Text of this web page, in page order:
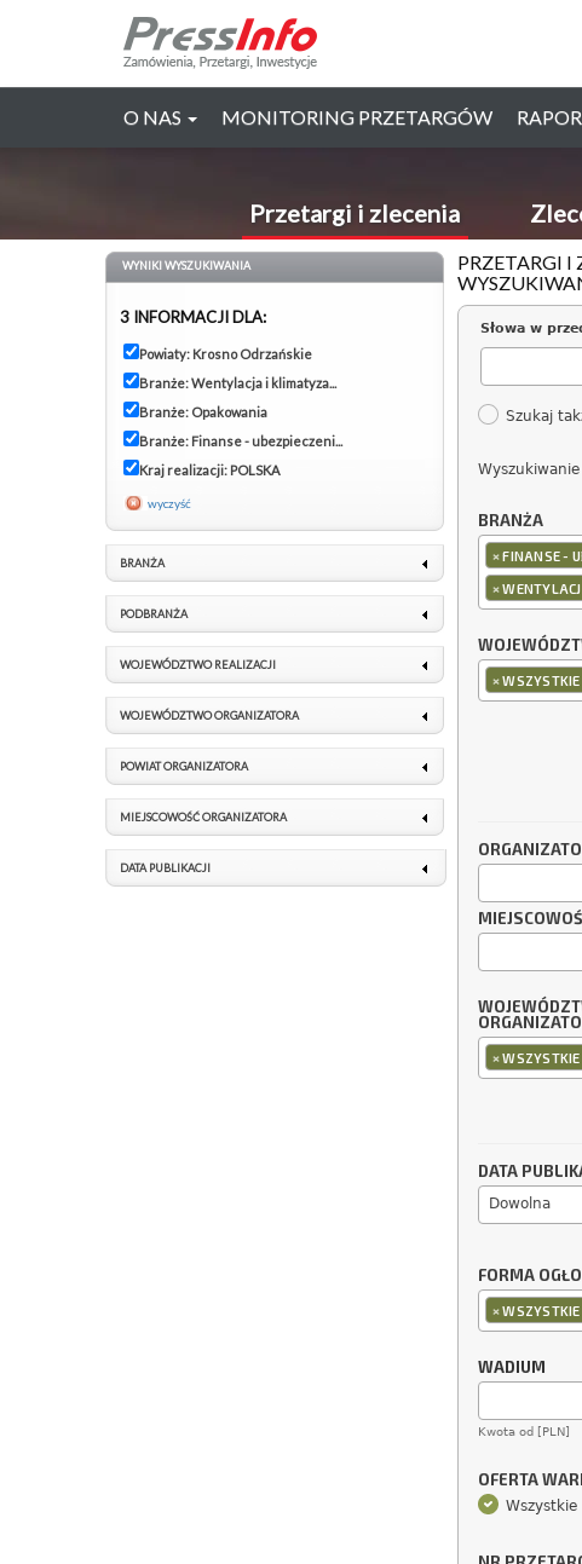
O NAS MONITORING PRZETARGÓW
Przetargi i zlecenia
PRZETARGI
Słowa w
Szukaj
BRANŻA
×FINANSE -
×
×WSZYSTKIE
×WSZYSTKIE
DATA
Dowolna
FORMA
×WSZYSTKIE
WADIUM
Kwota od [PLN]
OFERTA
Wszystkie
WYNIKI WYSZUKIWANIA
3 INFORMACJI DLA:
Powiaty: Krosno Odrzańskie
Branże: Wentylacja i klimatyza...
Branże: Opakowania
Branże: Finanse - ubezpieczeni...
Kraj realizacji: POLSKA
wyczyść
BRANŻA
PODBRANŻA
WOJEWÓDZTWO REALIZACJI
WOJEWÓDZTWO ORGANIZATORA
POWIAT ORGANIZATORA
MIEJSCOWOŚĆ ORGANIZATORA
DATA PUBLIKACJI